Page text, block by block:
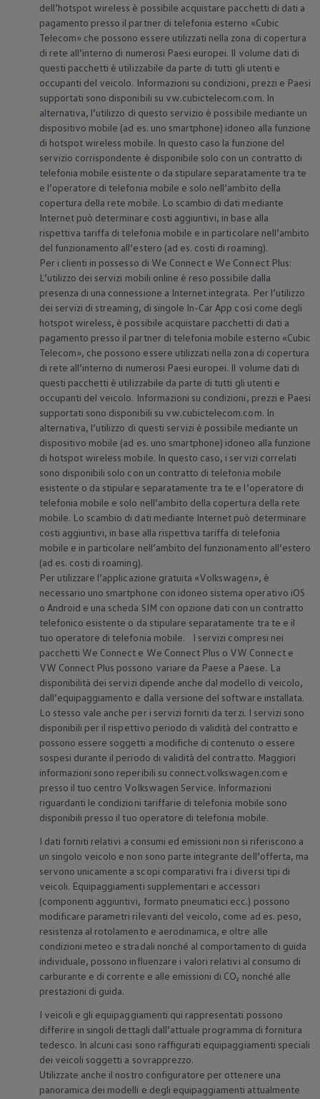
dell’hotspot wireless è possibile acquistare pacchetti di dati a
pagamento presso il partner di telefonia esterno «Cubic
Telecom» che possono essere utilizzati nella zona di copertura
di rete all’interno di numerosi Paesi europei. Il volume dati di
questi pacchetti è utilizzabile da parte di tutti gli utenti e
occupanti del veicolo. Informazioni su condizioni, prezzi e Paesi
supportati sono disponibili su vw.cubictelecom.com. In
alternativa, l’utilizzo di questo servizio è possibile mediante un
dispositivo mobile (ad es. uno smartphone) idoneo alla funzione
di hotspot wireless mobile. In questo caso la funzione del
servizio corrispondente è disponibile solo con un contratto di
telefonia mobile esistente o da stipulare separatamente tra te
e l’operatore di telefonia mobile e solo nell’ambito della
copertura della rete mobile. Lo scambio di dati mediante
Internet può determinare costi aggiuntivi, in base alla
rispettiva tariffa di telefonia mobile e in particolare nell’ambito
del funzionamento all’estero (ad es. costi di roaming).
Per i clienti in possesso di We Connect e We Connect Plus:
L’utilizzo dei servizi mobili online è reso possibile dalla
presenza di una connessione a Internet integrata. Per l’utilizzo
dei servizi di streaming, di singole In-Car App così come degli
hotspot wireless, è possibile acquistare pacchetti di dati a
pagamento presso il partner di telefonia mobile esterno «Cubic
Telecom», che possono essere utilizzati nella zona di copertura
di rete all’interno di numerosi Paesi europei. Il volume dati di
questi pacchetti è utilizzabile da parte di tutti gli utenti e
occupanti del veicolo. Informazioni su condizioni, prezzi e Paesi
supportati sono disponibili su vw.cubictelecom.com. In
alternativa, l’utilizzo di questi servizi è possibile mediante un
dispositivo mobile (ad es. uno smartphone) idoneo alla funzione
di hotspot wireless mobile. In questo caso, i servizi correlati
sono disponibili solo con un contratto di telefonia mobile
esistente o da stipulare separatamente tra te e l’operatore di
telefonia mobile e solo nell’ambito della copertura della rete
mobile. Lo scambio di dati mediante Internet può determinare
costi aggiuntivi, in base alla rispettiva tariffa di telefonia
mobile e in particolare nell’ambito del funzionamento all’estero
(ad es. costi di roaming).
Per utilizzare l’applicazione gratuita «Volkswagen», è
necessario uno smartphone con idoneo sistema operativo iOS
o Android e una scheda SIM con opzione dati con un contratto
telefonico esistente o da stipulare separatamente tra te e il
tuo operatore di telefonia mobile. I servizi compresi nei
pacchetti We Connect e We Connect Plus o VW Connect e
VW Connect Plus possono variare da Paese a Paese. La
disponibilità dei servizi dipende anche dal modello di veicolo,
dall’equipaggiamento e dalla versione del software installata.
Lo stesso vale anche per i servizi forniti da terzi. I servizi sono
disponibili per il rispettivo periodo di validità del contratto e
possono essere soggetti a modifiche di contenuto o essere
sospesi durante il periodo di validità del contratto. Maggiori
informazioni sono reperibili su connect.volkswagen.com e
presso il tuo centro Volkswagen Service. Informazioni
riguardanti le condizioni tariffarie di telefonia mobile sono
disponibili presso il tuo operatore di telefonia mobile.
I dati forniti relativi a consumi ed emissioni non si riferiscono a
un singolo veicolo e non sono parte integrante dell’offerta, ma
servono unicamente a scopi comparativi fra i diversi tipi di
veicoli. Equipaggiamenti supplementari e accessori
(componenti aggiuntivi, formato pneumatici ecc.) possono
modificare parametri rilevanti del veicolo, come ad es. peso,
resistenza al rotolamento e aerodinamica, e oltre alle
condizioni meteo e stradali nonché al comportamento di guida
individuale, possono influenzare i valori relativi al consumo di
carburante e di corrente e alle emissioni di CO₂ nonché alle
prestazioni di guida.
I veicoli e gli equipaggiamenti qui rappresentati possono
differire in singoli dettagli dall’attuale programma di fornitura
tedesco. In alcuni casi sono raffigurati equipaggiamenti speciali
dei veicoli soggetti a sovrapprezzo.
Utilizzate anche il nostro configuratore per ottenere una
panoramica dei modelli e degli equipaggiamenti attualmente